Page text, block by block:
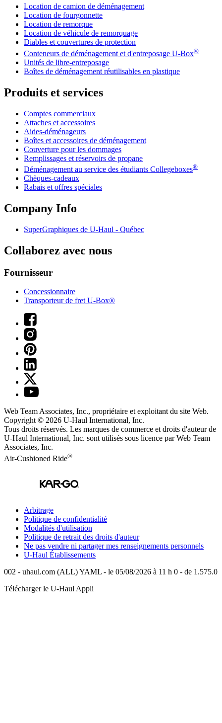
Location de camion de déménagement
Location de fourgonnette
Location de remorque
Location de véhicule de remorquage
Diables et couvertures de protection
Conteneurs de déménagement et d'entreposage U-Box®
Unités de libre-entreposage
Boîtes de déménagement réutilisables en plastique
Produits et services
Comptes commerciaux
Attaches et accessoires
Aides-déménageurs
Boîtes et accessoires de déménagement
Couverture pour les dommages
Remplissages et réservoirs de propane
Déménagement au service des étudiants Collegeboxes®
Chèques-cadeaux
Rabais et offres spéciales
Company Info
SuperGraphiques de U-Haul - Québec
Collaborez avec nous
Fournisseur
Concessionnaire
Transporteur de fret U-Box®
Web Team Associates, Inc., propriétaire et exploitant du site Web.
Copyright © 2026 U-Haul International, Inc.
Tous droits réservés. Les marques de commerce et droits d'auteur de
U-Haul International, Inc. sont utilisés sous licence par Web Team
Associates, Inc.
Air-Cushioned Ride®
Arbitrage
Politique de confidentialité
Modalités d'utilisation
Politique de retrait des droits d'auteur
Ne pas vendre ni partager mes renseignements personnels
U-Haul Établissements
002 - uhaul.com (ALL) YAML - le 05/08/2026 à 11 h 0 - de 1.575.0
Télécharger le U-Haul Appli